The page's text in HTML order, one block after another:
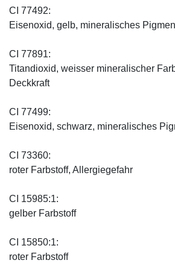
CI 77492:
Eisenoxid, gelb, mineralisches
CI 77891:
Titandioxid, weisser mineralischer
Deckkraft
CI 77499:
Eisenoxid, schwarz, mineralisches
CI 73360:
roter Farbstoff, Allergiegefahr
CI 15985:1:
gelber Farbstoff
CI 15850:1:
roter Farbstoff